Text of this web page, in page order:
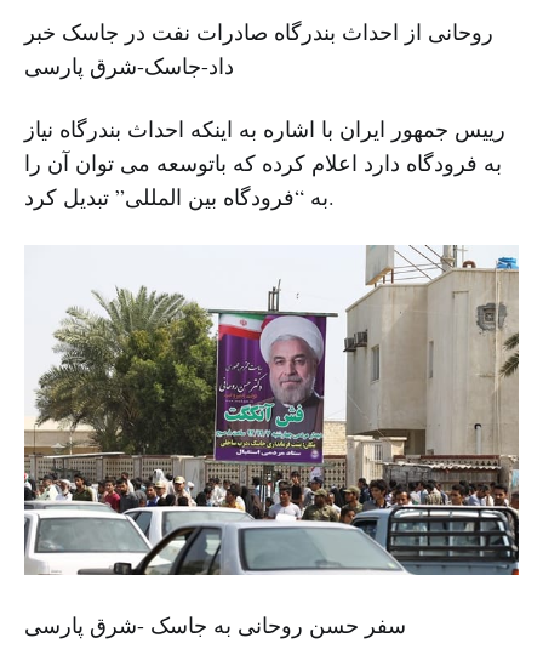
روحانی از احداث بندرگاه صادرات نفت در جاسک خبر
داد-جاسک-شرق پارسی
رییس جمهور ایران با اشاره به اینکه احداث بندرگاه نیاز
به فرودگاه دارد اعلام کرده که باتوسعه می توان آن را
به “فرودگاه بین المللی” تبدیل کرد.
سفر حسن روحانی به جاسک -شرق پارسی